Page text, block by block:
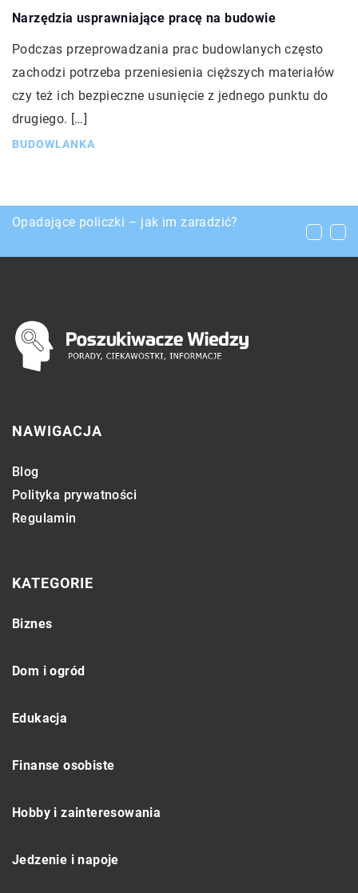
Narzędzia usprawniające pracę na budowie
Podczas przeprowadzania prac budowlanych często
zachodzi potrzeba przeniesienia cięższych materiałów
czy też ich bezpieczne usunięcie z jednego punktu do
drugiego. […]
BUDOWLANKA
Zabiegi wyszczuplające, które zredukują ilość
Opadające policzki – jak im zaradzić?
Co zrobić z powypadkowym pojazdem?
NAWIGACJA
Blog
Polityka prywatności
Regulamin
KATEGORIE
Biznes
Dom i ogród
Edukacja
Finanse osobiste
Hobby i zainteresowania
Jedzenie i napoje